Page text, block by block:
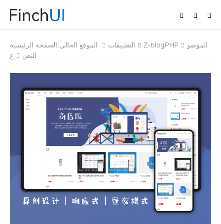
الموقع الحالي:الصفحة الرئيسية التطبيقات Z-blogPHP
الموضو
ع
النص